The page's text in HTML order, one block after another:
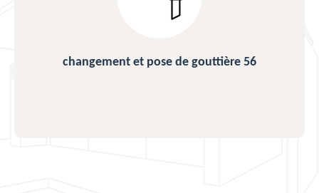
changement et pose de gouttière 56